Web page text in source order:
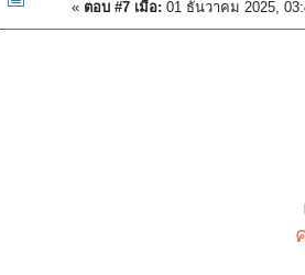
« ตอบ #7 เมื่อ: 01 ธันวาคม 2025,